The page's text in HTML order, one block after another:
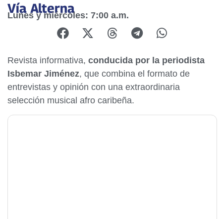
Vía Alterna
Lunes y miércoles: 7:00 a.m.
Revista informativa, conducida por la periodista
Isbemar Jiménez, que combina el formato de
entrevistas y opinión con una extraordinaria
selección musical afro caribeña.